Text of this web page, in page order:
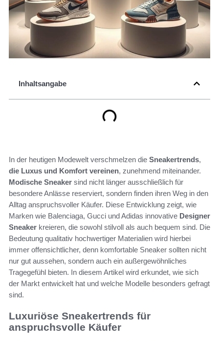
Inhaltsangabe
In der heutigen Modewelt verschmelzen die Sneakertrends,
die Luxus und Komfort vereinen, zunehmend miteinander.
Modische Sneaker sind nicht länger ausschließlich für
besondere Anlässe reserviert, sondern finden ihren Weg in den
Alltag anspruchsvoller Käufer. Diese Entwicklung zeigt, wie
Marken wie Balenciaga, Gucci und Adidas innovative Designer
Sneaker kreieren, die sowohl stilvoll als auch bequem sind. Die
Bedeutung qualitativ hochwertiger Materialien wird hierbei
immer offensichtlicher, denn komfortable Sneaker sollten nicht
nur gut aussehen, sondern auch ein außergewöhnliches
Tragegefühl bieten. In diesem Artikel wird erkundet, wie sich
der Markt entwickelt hat und welche Modelle besonders gefragt
sind.
Luxuriöse Sneakertrends für
anspruchsvolle Käufer